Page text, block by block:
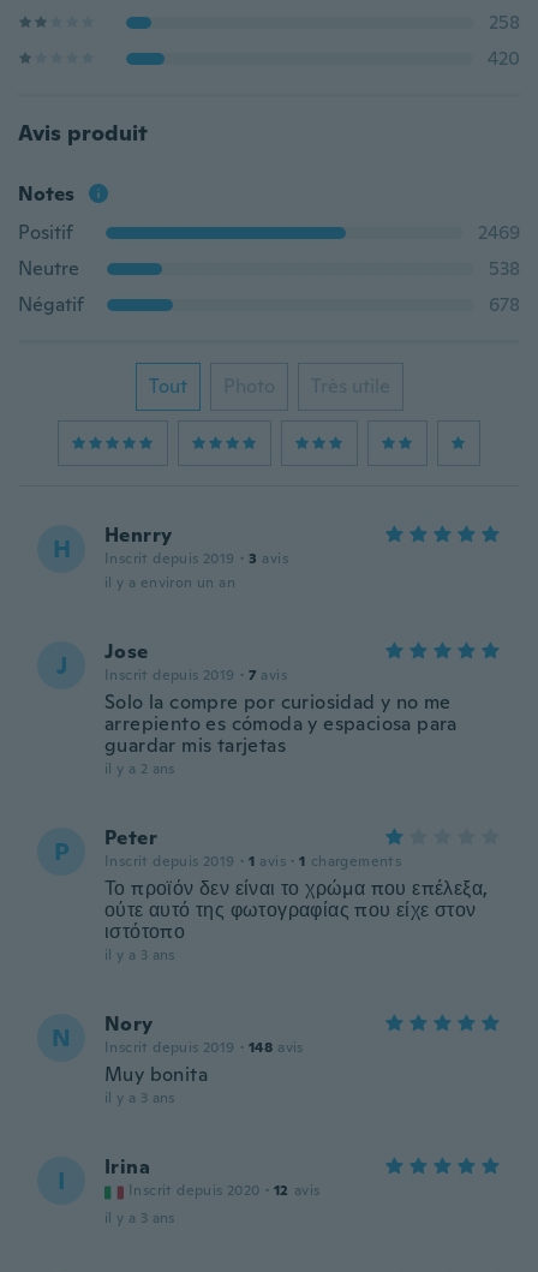
258
420
Avis produit
Notes
Positif
2469
Neutre
538
Négatif
678
Tout Photo Très utile
H Henrry
Inscrit depuis 2019 · 3 avis
il y a environ un an
J Jose
Inscrit depuis 2019 · 7 avis
Solo la compre por curiosidad y no me
arrepiento es cómoda y espaciosa para
guardar mis tarjetas
il y a 2 ans
P Peter
Inscrit depuis 2019 · 1 avis · 1 chargements
Το προϊόν δεν είναι το χρώμα που επέλεξα,
ούτε αυτό της φωτογραφίας που είχε στον
ιστότοπο
il y a 3 ans
N Nory
Inscrit depuis 2019 · 148 avis
Muy bonita
il y a 3 ans
I Irina
Inscrit depuis 2020 · 12 avis
il y a 3 ans